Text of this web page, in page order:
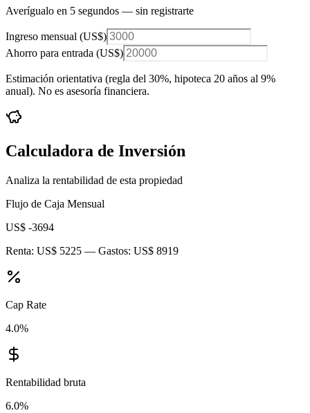
Averígualo en 5 segundos — sin registrarte
Ingreso mensual (US$)
Ahorro para entrada (US$)
Estimación orientativa (regla del 30%, hipoteca 20 años al 9%
anual). No es asesoría financiera.
Calculadora de Inversión
Analiza la rentabilidad de esta propiedad
Flujo de Caja Mensual
US$ -3694
Renta: US$ 5225 — Gastos: US$ 8919
Cap Rate
4.0%
Rentabilidad bruta
6.0%